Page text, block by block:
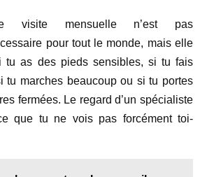
visite mensuelle n’est pas
pour tout le monde, mais elle
tu as des pieds sensibles, si tu fais
tu marches beaucoup ou si tu portes
fermées. Le regard d’un spécialiste
que tu ne vois pas forcément toi-